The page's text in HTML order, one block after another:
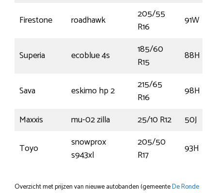
Firestone roadhawk
205/55
R16
91W
Superia ecoblue 4s
185/60
R15
88H
Sava eskimo hp 2
215/65
R16
98H
Maxxis
mu-02 zilla 25/10 R12
50J
Toyo
snowprox
s943xl
205/50
R17
93H
Overzicht met prijzen van nieuwe autobanden (gemeenteDe Ronde